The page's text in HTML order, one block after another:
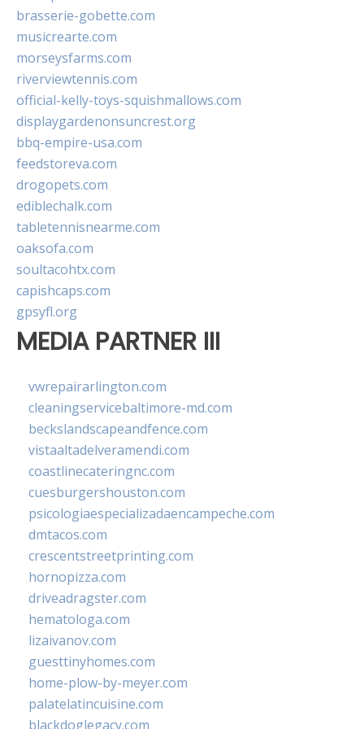
brasserie-gobette.com
musicrearte.com
morseysfarms.com
riverviewtennis.com
official-kelly-toys-squishmallows.com
displaygardenonsuncrest.org
bbq-empire-usa.com
feedstoreva.com
drogopets.com
ediblechalk.com
tabletennisnearme.com
oaksofa.com
soultacohtx.com
capishcaps.com
gpsyfl.org
MEDIA PARTNER III
vwrepairarlington.com
cleaningservicebaltimore-md.com
beckslandscapeandfence.com
vistaaltadelveramendi.com
coastlinecateringnc.com
cuesburgershouston.com
psicologiaespecializadaencampeche.com
dmtacos.com
crescentstreetprinting.com
hornopizza.com
driveadragster.com
hematologa.com
lizaivanov.com
guesttinyhomes.com
home-plow-by-meyer.com
palatelatincuisine.com
blackdoglegacy.com